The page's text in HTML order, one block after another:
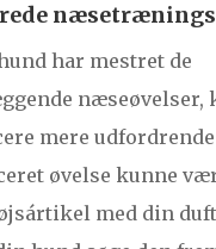
har mestret de
næseøvelser,
mere
øvelse kunne
med din